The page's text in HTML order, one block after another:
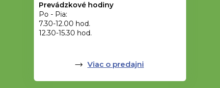
Prevádzkové hodiny
Po - Pia:
7.30-12.00 hod.
12.30-15.30 hod.
Viac o predajni